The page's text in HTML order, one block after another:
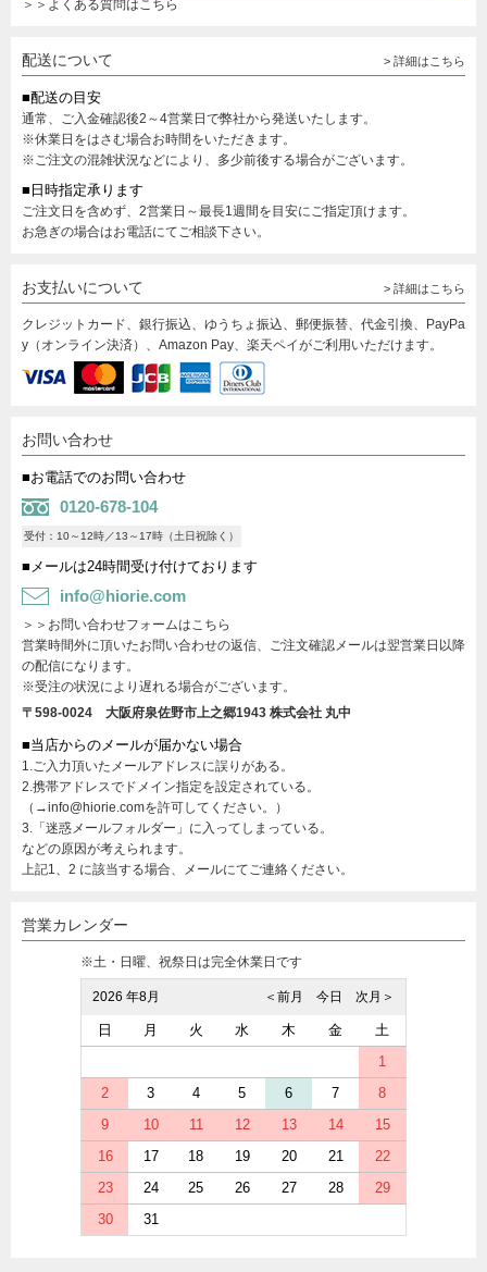
＞＞よくある質問はこちら
配送について > 詳細はこちら
■配送の目安
通常、ご入金確認後2～4営業日で弊社から発送いたします。
※休業日をはさむ場合お時間をいただきます。
※ご注文の混雑状況などにより、多少前後する場合がございます。
■日時指定承ります
ご注文日を含めず、2営業日～最長1週間を目安にご指定頂けます。
お急ぎの場合はお電話にてご相談下さい。
お支払いについて > 詳細はこちら
クレジットカード、銀行振込、ゆうちょ振込、郵便振替、代金引換、PayPa
y（オンライン決済）、Amazon Pay、楽天ペイがご利用いただけます。
お問い合わせ
■お電話でのお問い合わせ
0120-678-104
受付：10～12時／13～17時（土日祝除く）
■メールは24時間受け付けております
info@hiorie.com
＞＞お問い合わせフォームはこちら
営業時間外に頂いたお問い合わせの返信、ご注文確認メールは翌営業日以降
の配信になります。
※受注の状況により遅れる場合がございます。
〒598-0024 大阪府泉佐野市上之郷1943 株式会社 丸中
■当店からのメールが届かない場合
1.ご入力頂いたメールアドレスに誤りがある。
2.携帯アドレスでドメイン指定を設定されている。
（→info@hiorie.comを許可してください。）
3.「迷惑メールフォルダー」に入ってしまっている。
などの原因が考えられます。
上記1、2 に該当する場合、メールにてご連絡ください。
営業カレンダー
※土・日曜、祝祭日は完全休業日です
2026 年8月 次月＞
今日
＜前月
日 月 火 水 木 金
土
1
2
3 4 5 6 7
8
9
10 11 12 13 14
15
16
17 18 19 20 21
22
23
24 25 26 27 28
29
30
31